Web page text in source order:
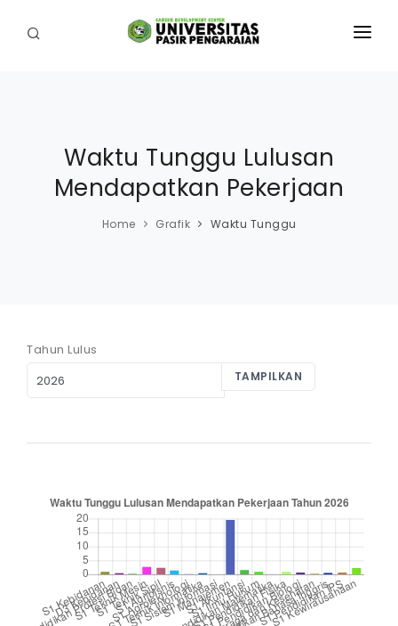
TENTANG
BERITA
SURVEY
Waktu Tunggu Lulusan
Mendapatkan Pekerjaan
Home Grafik Waktu Tunggu
Tahun Lulus
TAMPILKAN